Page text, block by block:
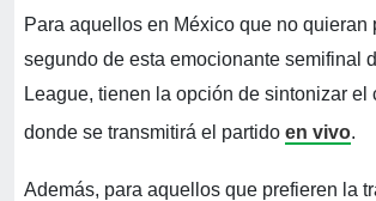
Para aquellos en México que no quieran
segundo de esta emocionante semifinal
League, tienen la opción de sintonizar el
donde se transmitirá el partido en vivo.
Además, para aquellos que prefieren la